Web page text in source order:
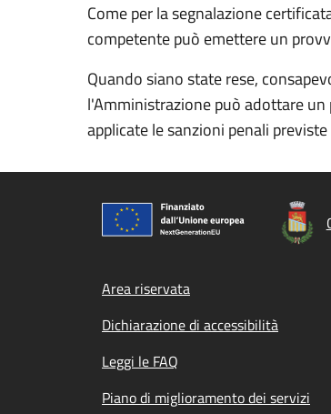
Come per la segnalazione
competente può emettere un
Quando siano state rese,
l'Amministrazione può adottare
applicate le sanzioni penali
Footer menu
Area riservata
Dichiarazione di accessibilità
Leggi le FAQ
Piano di miglioramento dei servizi